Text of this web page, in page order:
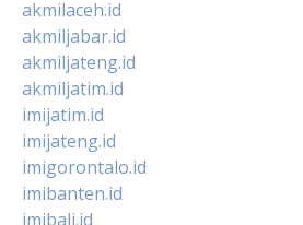
akmilaceh.id
akmiljabar.id
akmiljateng.id
akmiljatim.id
imijatim.id
imijateng.id
imigorontalo.id
imibanten.id
imibali.id